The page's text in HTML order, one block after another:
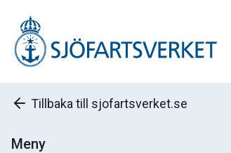
Tillbaka till sjofartsverket.se
Meny